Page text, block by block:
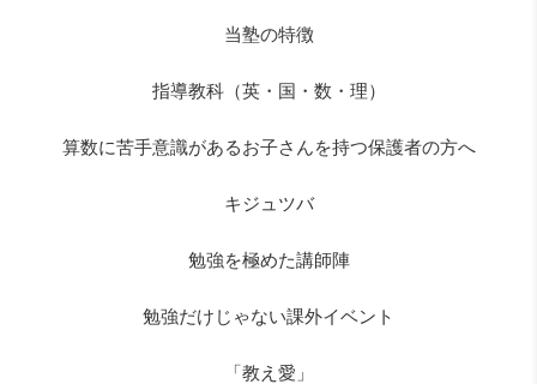
当塾の特徴
指導教科（英・国・数・理）
算数に苦手意識があるお子さんを持つ保護者の方へ
キジュツバ
勉強を極めた講師陣
勉強だけじゃない課外イベント
「教え愛」